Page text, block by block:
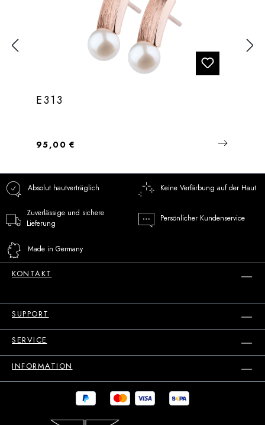
E313
Regulärer Preis:
95,00 €
Absolut hautverträglich Keine Verfärbung auf der Haut
Zuverlässige und sichere
Lieferung
Persönlicher Kundenservice
Made in Germany
KONTAKT
SUPPORT
SERVICE
INFORMATION